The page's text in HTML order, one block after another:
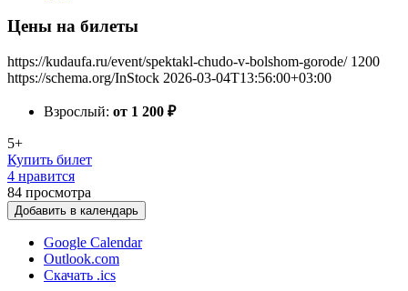
Цены на билеты
https://kudaufa.ru/event/spektakl-chudo-v-bolshom-gorode/ 1200
https://schema.org/InStock 2026-03-04T13:56:00+03:00
Взрослый: от 1 200 ₽
5+
Купить билет
4 нравится
84 просмотра
Добавить в календарь
Google Calendar
Outlook.com
Скачать .ics